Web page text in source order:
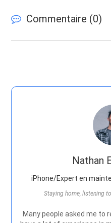
Commentaire (0)
Nathan
iPhone/Expert en
Staying home, listening
Many people asked me to